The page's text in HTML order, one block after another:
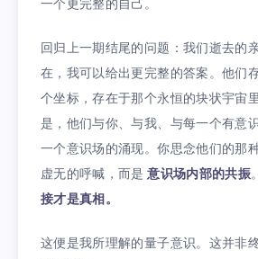
一个更完整的自己。
回归上一期结尾的问题：我们逝去的
在，我可以给出更完整的答案。他们
个坐标，存在于那个永恒的块状宇宙
是，他们与你、与我、与每一个有意
一个意识场的涌现。你思念他们的那
虚无的呼喊，而是意识场内部的共振。
接才是真相。
这便是我所理解的量子意识。这并非